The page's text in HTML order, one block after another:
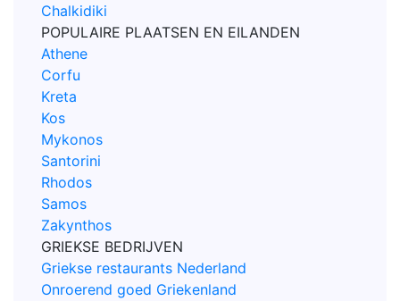
Chalkidiki
POPULAIRE PLAATSEN EN EILANDEN
Athene
Corfu
Kreta
Kos
Mykonos
Santorini
Rhodos
Samos
Zakynthos
GRIEKSE BEDRIJVEN
Griekse restaurants Nederland
Onroerend goed Griekenland